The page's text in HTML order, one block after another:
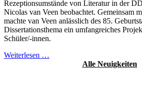
Rezeptionsumstände von Literatur in der
Nicolas van Veen beobachtet. Gemeinsam
machte van Veen anlässlich des 85.
Dissertationsthema ein umfangreiches
Schüler/-innen.
Weiterlesen …
Alle Neuigkeiten